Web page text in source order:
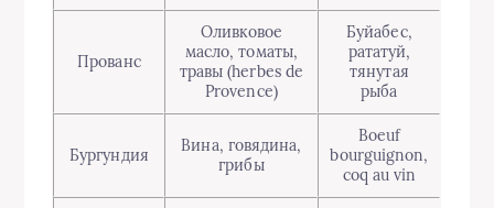
Прованс
Оливковое
масло, томаты,
травы (herbes de
Provence)
Буйабес,
рататуй,
тянутая
рыба
Бургундия
Вина, говядина,
грибы
Boeuf
bourguignon,
coq au vin